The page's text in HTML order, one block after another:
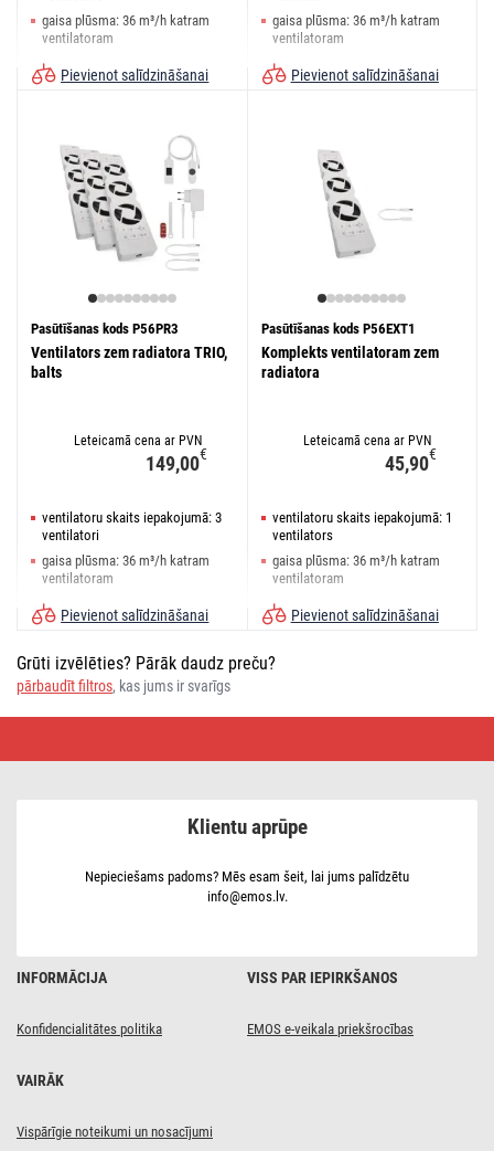
gaisa plūsma: 36 m³/h katram
ventilatoram
trokšņa līmenis: <20 dB
Pievienot salīdzināšanai
gaisa plūsma: 36 m³/h katram
ventilatoram
trokšņa līmenis: <20 dB
Pievienot salīdzināšanai
Pasūtīšanas kods P56PR3
Ventilators zem radiatora TRIO,
balts
Leteicamā cena ar PVN
149,00€
ventilatoru skaits iepakojumā: 3
ventilatori
gaisa plūsma: 36 m³/h katram
ventilatoram
trokšņa līmenis: <20 dB
Pievienot salīdzināšanai
Pasūtīšanas kods P56EXT1
Komplekts ventilatoram zem
radiatora
Leteicamā cena ar PVN
45,90€
ventilatoru skaits iepakojumā: 1
ventilators
gaisa plūsma: 36 m³/h katram
ventilatoram
trokšņa līmenis: <20 dB
Pievienot salīdzināšanai
Grūti izvēlēties? Pārāk daudz preču?
pārbaudīt filtros, kas jums ir svarīgs
INFORMĀCIJA
Konfidencialitātes politika
VISS PAR IEPIRKŠANOS
EMOS e-veikala priekšrocības
VAIRĀK
Vispārīgie noteikumi un nosacījumi
Klientu aprūpe
Nepieciešams padoms? Mēs esam šeit, lai jums palīdzētu
info@emos.lv.